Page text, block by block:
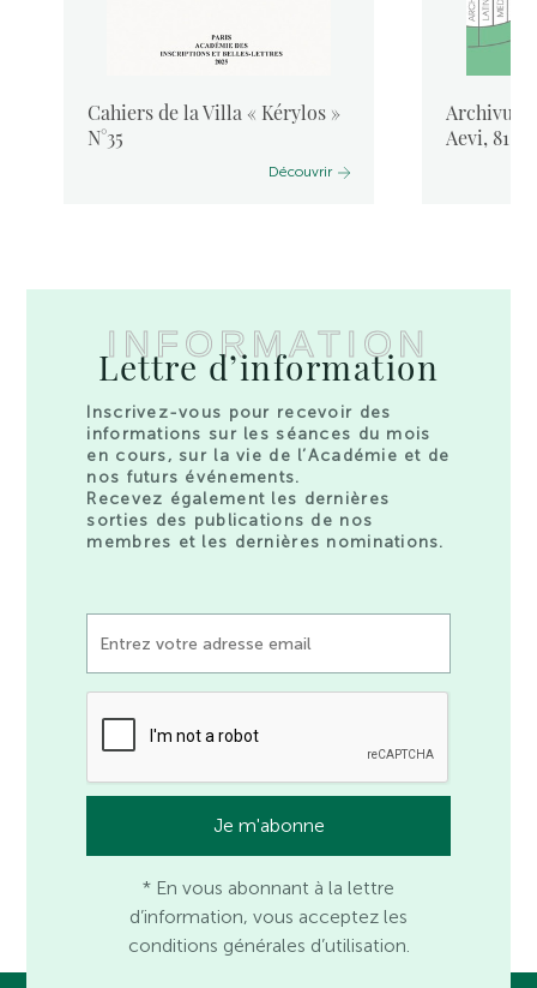
Cahiers de la Villa « Kérylos »
N°35
Découvrir
Aevi, 81,
INFORMATION
Lettre d’information
Inscrivez-vous pour recevoir des
informations sur les séances du mois
en cours, sur la vie de l’Académie et de
nos futurs événements.
Recevez également les dernières
sorties des publications de nos
membres et les dernières nominations.
* En vous abonnant à la lettre
d’information, vous acceptez les
conditions générales d’utilisation.